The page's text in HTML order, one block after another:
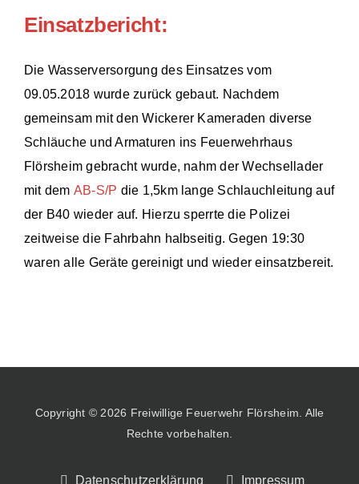
Einsatzbericht:
Die Wasserversorgung des Einsatzes vom
09.05.2018 wurde zurück gebaut. Nachdem
gemeinsam mit den Wickerer Kameraden diverse
Schläuche und Armaturen ins Feuerwehrhaus
Flörsheim gebracht wurde, nahm der Wechsellader
mit dem AB-S/P die 1,5km lange Schlauchleitung auf
der B40 wieder auf. Hierzu sperrte die Polizei
zeitweise die Fahrbahn halbseitig. Gegen 19:30
waren alle Geräte gereinigt und wieder einsatzbereit.
Copyright © 2026 Freiwillige Feuerwehr Flörsheim. Alle
Rechte vorbehalten.
Datenschutzerklärung Impressum